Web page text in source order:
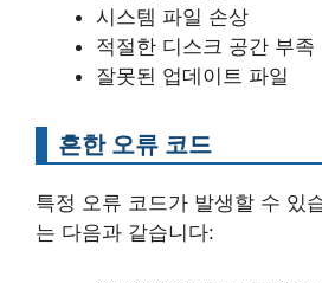
시스템 파일 손상
적절한 디스크 공간 부족
잘못된 업데이트 파일
흔한 오류 코드
특정 오류 코드가 발생할 수 있
는 다음과 같습니다: